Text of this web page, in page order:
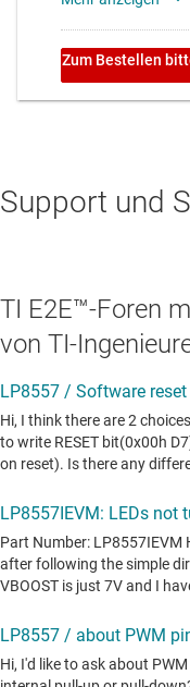
Support und
TI E2E™-Foren
von TI-